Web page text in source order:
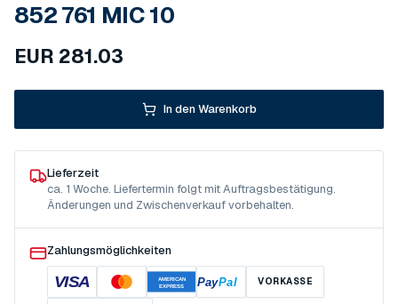
852 761 MIC 10
EUR 281.03
In den Warenkorb
Lieferzeit
ca. 1 Woche. Liefertermin folgt mit Auftragsbestätigung.
Änderungen und Zwischenverkauf vorbehalten.
Zahlungsmöglichkeiten
VISA
AMERICAN
EXPRESS
PayPal VORKASSE